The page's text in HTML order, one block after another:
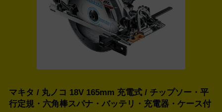
マキタ / 丸ノコ 18V 165mm 充電式 / チップソー・‎平
行定規・六角棒スパナ・バッテリ・充電器・ケース付